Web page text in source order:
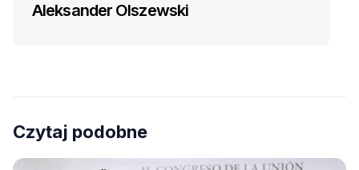
Aleksander Olszewski
Czytaj podobne